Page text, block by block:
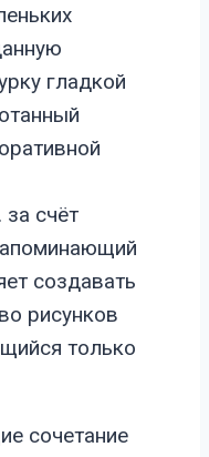
гладкой
за счёт
создавать
рисунков
только
сочетание